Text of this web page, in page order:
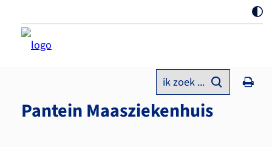
ik zoek ...
Pantein Maasziekenhuis